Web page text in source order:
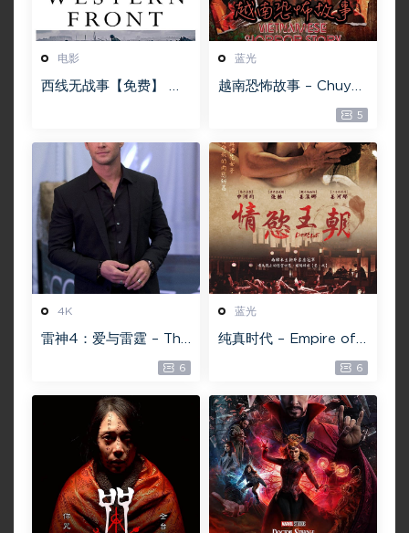
电影
西线无战事【免费】 W
t on the Western Fro
nt 5.6GB
蓝光
越南恐怖故事 – Chuyện
ma gần nhà [蓝光原盘
][22GB][1080P][115网
盘专用下载 ]
5
4K
雷神4：爱与雷霆 – Tho
r: Love and Thunder
20.4GB [115网盘下载]
6
蓝光
纯真时代 – Empire of
Lust 2D 蓝光原盘 33.1
GB ISO【115网盘专用
下载】
6